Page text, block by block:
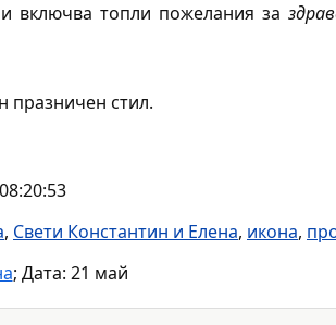
и включва топли пожелания за
празничен стил.
, Свети Константин и Елена, икона,
; Дата: 21 май